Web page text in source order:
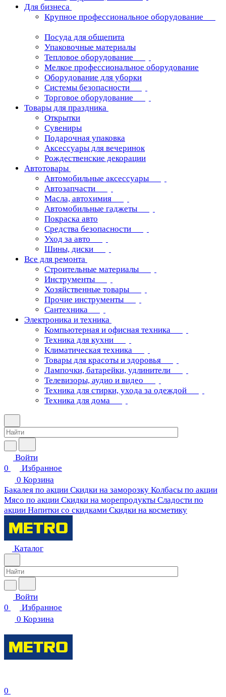
Для бизнеса
Крупное профессиональное оборудование
Посуда для общепита
Упаковочные материалы
Тепловое оборудование
Мелкое профессиональное оборудование
Оборудование для уборки
Системы безопасности
Торговое оборудование
Товары для праздника
Открытки
Сувениры
Подарочная упаковка
Аксессуары для вечеринок
Рождественские декорации
Автотовары
Автомобильные аксессуары
Автозапчасти
Масла, автохимия
Автомобильные гаджеты
Покраска авто
Средства безопасности
Уход за авто
Шины, диски
Все для ремонта
Строительные материалы
Инструменты
Хозяйственные товары
Прочие инструменты
Сантехника
Электроника и техника
Компьютерная и офисная техника
Техника для кухни
Климатическая техника
Товары для красоты и здоровья
Лампочки, батарейки, удлинители
Телевизоры, аудио и видео
Техника для стирки, ухода за одеждой
Техника для дома
Войти
0
Избранное
0 Корзина
Бакалея по акции Скидки на заморозку Колбасы по акции
Мясо по акции Скидки на морепродукты Сладости по
акции Напитки со скидками Скидки на косметику
Каталог
Войти
0
Избранное
0 Корзина
0